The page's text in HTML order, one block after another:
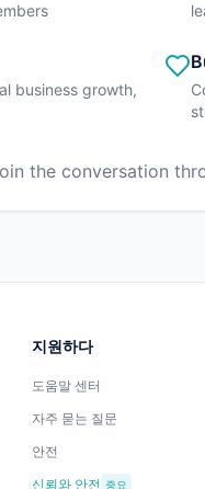
business growth,
the conversation
지원하다
도움말 센터
자주 묻는 질문
안전
신뢰와 안전 중요